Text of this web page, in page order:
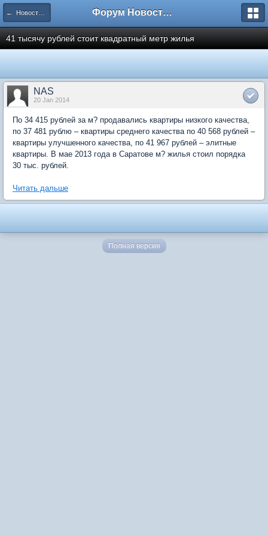
← Новости рынка недвижимости Форум Новостройки
41 тысячу рублей стоит квадратный метр жилья
NAS
20 Jan 2014
По 34 415 рублей за м? продавались квартиры низкого качества,
по 37 481 рублю – квартиры среднего качества по 40 568 рублей –
квартиры улучшенного качества, по 41 967 рублей – элитные
квартиры. В мае 2013 года в Саратове м? жилья стоил порядка
30 тыс. рублей.
Читать дальше
Полная версия